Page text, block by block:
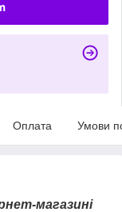
Оплата Умови
магазині